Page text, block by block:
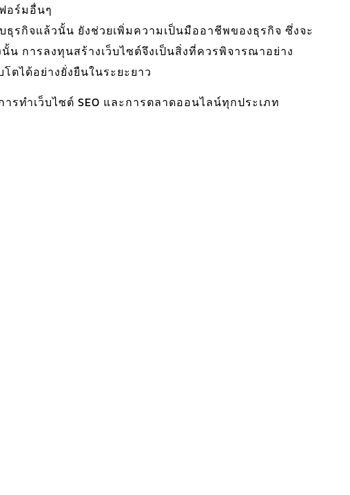
อร์มอื่นๆ
รกิจแล้วนั้น ยังช่วยเพิ่มความเป็นมืออาชีพของธุรกิจ ซึ่งจะ
การลงทุนสร้างเว็บไซต์จึงเป็นสิ่งที่ควรพิจารณาอย่าง
ตได้อย่างยั่งยืนในระยะยาว
ารทำเว็บไซต์ SEO และการตลาดออนไลน์ทุกประเภท